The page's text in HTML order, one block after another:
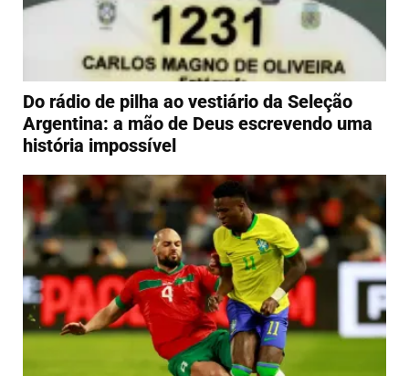
Do rádio de pilha ao vestiário da Seleção
Argentina: a mão de Deus escrevendo uma
história impossível